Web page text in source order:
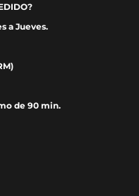
a Jueves.
de 90 min.